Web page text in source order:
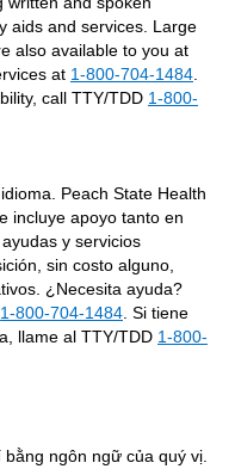
aids and services. Large
also available to you at
at 1-800-704-1484
call TTY/TDD 1-800-
Peach State Health
incluye apoyo tanto en
y servicios
sin costo alguno,
¿Necesita ayuda?
1-800-704-1484 . Si tiene
llame al TTY/TDD 1-800-
ngôn ngữ của quý vị.